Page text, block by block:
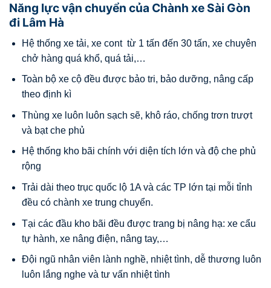
Năng lực vận chuyển của Chành xe Sài Gòn
đi Lâm Hà
Hệ thống xe tải, xe cont từ 1 tấn đến 30 tấn, xe chuyên
chở hàng quá khổ, quá tải,…
Toàn bộ xe cộ đều được bảo tri, bảo dưỡng, nâng cấp
theo định kì
Thùng xe luôn luôn sạch sẽ, khô ráo, chống trơn trượt
và bạt che phủ
Hệ thống kho bãi chính với diện tích lớn và độ che phủ
rộng
Trải dài theo trục quốc lộ 1A và các TP lớn tại mỗi tỉnh
đều có chành xe trung chuyển.
Tại các đầu kho bãi đều được trang bị nâng hạ: xe cẩu
tự hành, xe nâng điện, nâng tay,…
Đội ngũ nhân viên lành nghề, nhiệt tình, dễ thương luôn
luôn lắng nghe và tư vấn nhiệt tình